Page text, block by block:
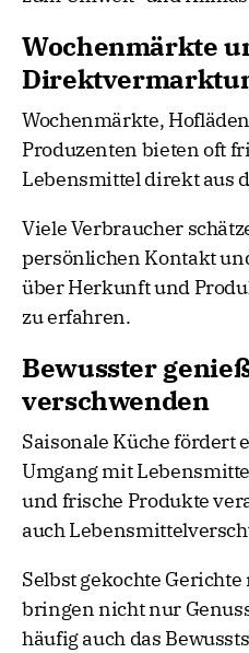
Wochenmärkte
Wochenmärkte,
Produzenten bieten oft
Lebensmittel direkt aus
Viele Verbraucher
persönlichen Kontakt
über Herkunft und
zu erfahren.
Bewusster
verschwenden
Saisonale Küche fördert
Umgang mit
und frische Produkte
auch
Selbst gekochte
bringen nicht nur
häufig auch das